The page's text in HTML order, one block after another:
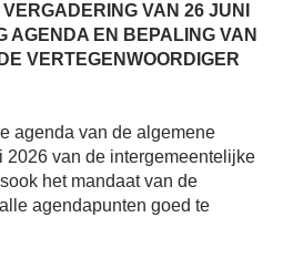
VAN 26 JUNI
AGENDA EN BEPALING VAN
VERTEGENWOORDIGER
agenda van de algemene
2026 van de intergemeentelijke
het mandaat van de
agendapunten goed te